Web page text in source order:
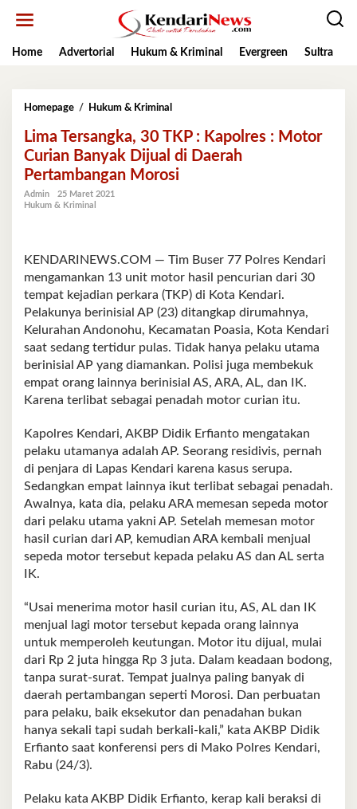
Home
Advertorial Hukum & Kriminal Evergreen Sultra
Homepage / Hukum & Kriminal
30
TKP
Kapolres
di
Daerah
Pertambangan
Morosi
Lima Tersangka, 30 TKP : Kapolres : Motor
Curian Banyak Dijual di Daerah
Pertambangan Morosi
Admin
25 Maret 2021
Hukum & Kriminal
KENDARINEWS.COM — Tim Buser 77 Polres Kendari
mengamankan 13 unit motor hasil pencurian dari 30
tempat kejadian perkara (TKP) di Kota Kendari.
Pelakunya berinisial AP (23) ditangkap dirumahnya,
Kelurahan Andonohu, Kecamatan Poasia, Kota Kendari
saat sedang tertidur pulas. Tidak hanya pelaku utama
berinisial AP yang diamankan. Polisi juga membekuk
empat orang lainnya berinisial AS, ARA, AL, dan IK.
Karena terlibat sebagai penadah motor curian itu.
Kapolres Kendari, AKBP Didik Erfianto mengatakan
pelaku utamanya adalah AP. Seorang residivis, pernah
di penjara di Lapas Kendari karena kasus serupa.
Sedangkan empat lainnya ikut terlibat sebagai penadah.
Awalnya, kata dia, pelaku ARA memesan sepeda motor
dari pelaku utama yakni AP. Setelah memesan motor
hasil curian dari AP, kemudian ARA kembali menjual
sepeda motor tersebut kepada pelaku AS dan AL serta
IK.
“Usai menerima motor hasil curian itu, AS, AL dan IK
menjual lagi motor tersebut kepada orang lainnya
untuk memperoleh keutungan. Motor itu dijual, mulai
dari Rp 2 juta hingga Rp 3 juta. Dalam keadaan bodong,
tanpa surat-surat. Tempat jualnya paling banyak di
daerah pertambangan seperti Morosi. Dan perbuatan
para pelaku, baik eksekutor dan penadahan bukan
hanya sekali tapi sudah berkali-kali,” kata AKBP Didik
Erfianto saat konferensi pers di Mako Polres Kendari,
Rabu (24/3).
Pelaku kata AKBP Didik Erfianto, kerap kali beraksi di